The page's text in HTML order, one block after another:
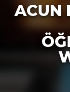
ACUN